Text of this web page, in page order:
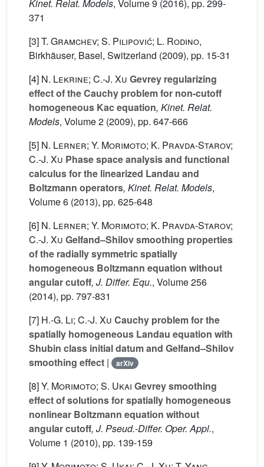
Kinet. Relat. Models, Volume 9 (2016), pp. 299-
371
[3]T. Gramchev; S. Pilipović; L. Rodino,
Birkhäuser, Basel, Switzerland (2009), pp. 15-31
[4] N. Lekrine; C.-J. Xu Gevrey regularizing
effect of the Cauchy problem for non-cutoff
homogeneous Kac equation, Kinet. Relat.
Models, Volume 2 (2009), pp. 647-666
[5] N. Lerner; Y. Morimoto; K. Pravda-Starov;
C.-J. Xu Phase space analysis and functional
calculus for the linearized Landau and
Boltzmann operators, Kinet. Relat. Models,
Volume 6 (2013), pp. 625-648
[6] N. Lerner; Y. Morimoto; K. Pravda-Starov;
C.-J. Xu Gelfand–Shilov smoothing properties
of the radially symmetric spatially
homogeneous Boltzmann equation without
angular cutoff, J. Differ. Equ., Volume 256
(2014), pp. 797-831
[7] H.-G. Li; C.-J. Xu Cauchy problem for the
spatially homogeneous Landau equation with
Shubin class initial datum and Gelfand–Shilov
smoothing effect | arXiv
[8]Y. Morimoto; S. Ukai Gevrey smoothing
effect of solutions for spatially homogeneous
nonlinear Boltzmann equation without
angular cutoff, J. Pseud.-Differ. Oper. Appl.,
Volume 1 (2010), pp. 139-159